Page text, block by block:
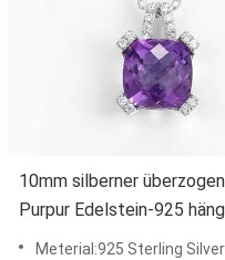
10mm silberner
Purpur Edelstein-925
Rhodium
Meterial:925 Sterling Silver